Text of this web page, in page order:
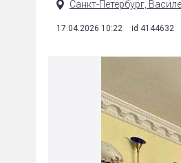
Санкт-Петербург,
17.04.2026 10:22 id 4144632